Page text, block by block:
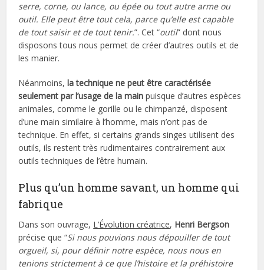
serre, corne, ou lance, ou épée ou tout autre arme ou
outil. Elle peut être tout cela, parce qu’elle est capable
de tout saisir et de tout tenir.”. Cet “outil” dont nous
disposons tous nous permet de créer d’autres outils et de
les manier.
Néanmoins,la technique ne peut être caractérisée
seulement par l’usage de la main puisque d’autres espèces
animales, comme le gorille ou le chimpanzé, disposent
d’une main similaire à l’homme, mais n’ont pas de
technique. En effet, si certains grands singes utilisent des
outils, ils restent très rudimentaires contrairement aux
outils techniques de l’être humain.
Plus qu’un homme savant, un homme qui
fabrique
Dans son ouvrage, L’Évolution créatrice, Henri Bergson
précise que “Si nous pouvions nous dépouiller de tout
orgueil, si, pour définir notre espèce, nous nous en
tenions strictement à ce que l’histoire et la préhistoire